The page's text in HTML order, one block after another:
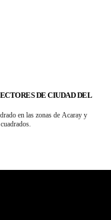
DE CIUDAD DEL
en las zonas de Acaray y